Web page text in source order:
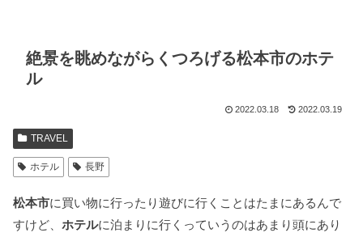
絶景を眺めながらくつろげる松本市のホテ
ル
2022.03.18 2022.03.19
TRAVEL
ホテル 長野
松本市に買い物に行ったり遊びに行くことはたまにあるんで
すけど、 ホテルに泊まりに行くっていうのはあまり頭にあり